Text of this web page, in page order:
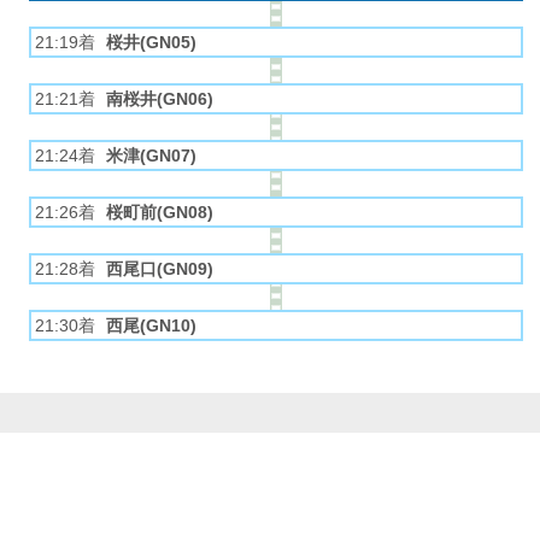
21:19着 桜井(GN05)
21:21着 南桜井(GN06)
21:24着 米津(GN07)
21:26着 桜町前(GN08)
21:28着 西尾口(GN09)
21:30着 西尾(GN10)